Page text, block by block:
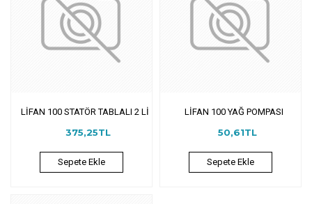
LİFAN 100 STATÖR TABLALI 2 Lİ
375,25TL
Sepete Ekle
LİFAN 100 YAĞ POMPASI
50,61TL
Sepete Ekle